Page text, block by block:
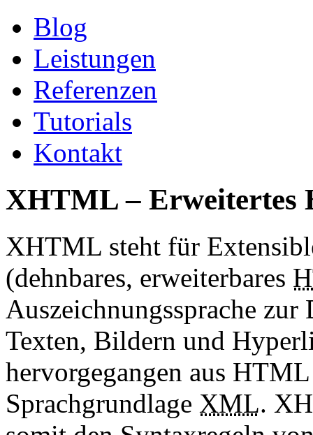
Blog
Leistungen
Referenzen
Tutorials
Kontakt
XHTML – Erweitertes
XHTML steht für
(dehnbares, erweiterbares
Auszeichnungssprache
Texten, Bildern und
hervorgegangen aus
Sprachgrundlage XML.